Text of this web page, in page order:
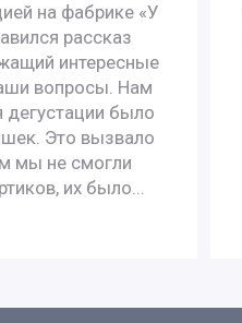
на фабрике «У
рассказ
интересные
вопросы. Нам
дегустации было
Это вызвало
мы не смогли
их было...